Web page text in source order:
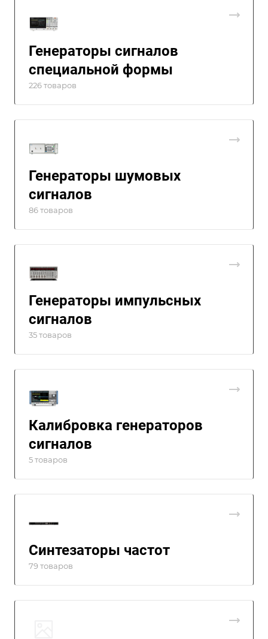
Генераторы сигналов
специальной формы
226 товаров
Генераторы шумовых
сигналов
86 товаров
Генераторы импульсных
сигналов
35 товаров
Калибровка генераторов
сигналов
5 товаров
Синтезаторы частот
79 товаров